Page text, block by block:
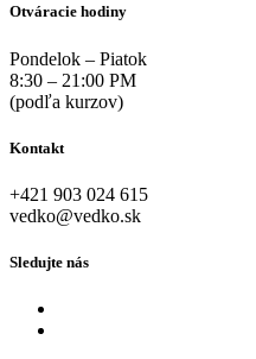
Otváracie hodiny
Pondelok – Piatok
8:30 – 21:00 PM
(podľa kurzov)
Kontakt
+421 903 024 615
vedko@vedko.sk
Sledujte nás